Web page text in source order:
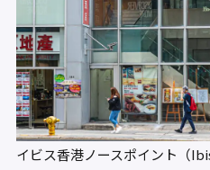
イビス香港ノースポイント（